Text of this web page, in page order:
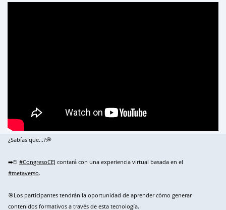
¿Sabías que...?💭
➡️El #CongresoCEJ contará con una experiencia virtual basada en el
#metaverso.
🎯Los participantes tendrán la oportunidad de aprender cómo generar
contenidos formativos a través de esta tecnología.